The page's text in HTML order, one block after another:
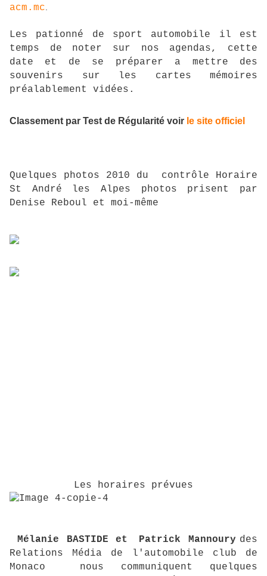
acm.mc
Les pationné de sport automobile il est
temps de noter sur nos agendas, cette
date et de se préparer a mettre des
souvenirs sur les cartes mémoires
préalablement vidées.
Classement par Test de Régularité voir le site officiel
Quelques photos 2010 du contrôle Horaire
St André les Alpes photos prisent par
Denise Reboul et moi-même
Les horaires prévues
Mélanie BASTIDE et Patrick Mannoury des
Relations Média de l'automobile club de
Monaco nous communiquent quelques